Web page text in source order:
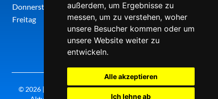
außerdem, um Ergebnisse zu
messen, um zu verstehen, woher
unsere Besucher kommen oder um
unsere Website weiter zu
entwickeln.
Alle akzeptieren
Ich lehne ab
Donnerstag
09:00 Uhr - 12:00 Uhr
Freitag
09:00 Uhr - 12:00 Uhr
© 2026 | Theatergemeinde metropole ruhr | 2026/27 | Letzte